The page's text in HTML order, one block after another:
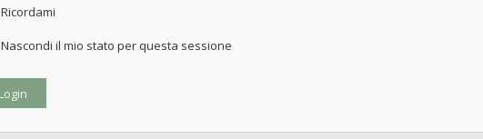
Ricordami
Nascondi il mio stato per questa sessione